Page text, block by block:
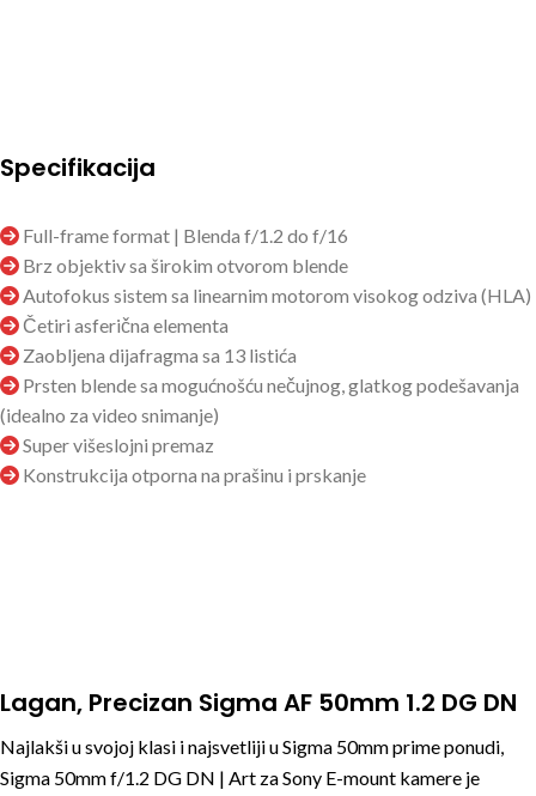
Specifikacija
Full-frame format | Blenda f/1.2 do f/16
Brz objektiv sa širokim otvorom blende
Autofokus sistem sa linearnim motorom visokog odziva (HLA)
Četiri asferična elementa
Zaobljena dijafragma sa 13 listića
Prsten blende sa mogućnošću nečujnog, glatkog podešavanja
(idealno za video snimanje)
Super višeslojni premaz
Konstrukcija otporna na prašinu i prskanje
Lagan, Precizan Sigma AF 50mm 1.2 DG DN
Najlakši u svojoj klasi i najsvetliji u Sigma 50mm prime ponudi,
Sigma 50mm f/1.2 DG DN | Art za Sony E-mount kamere je